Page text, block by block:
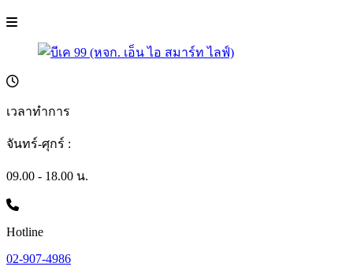
เวลาทำการ
จันทร์-ศุกร์ :
09.00 - 18.00 น.
Hotline
02-907-4986